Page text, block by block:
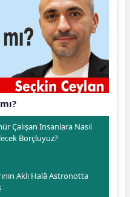
Çalışan İnsanlara Nasıl
Borçluyuz?
Aklı Halâ Astronotta